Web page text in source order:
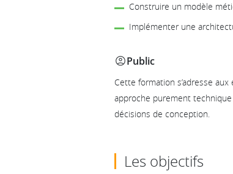
Construire un modèle
Implémenter une
Public
Cette formation s’adresse
approche purement
décisions de conception.
Les objectifs